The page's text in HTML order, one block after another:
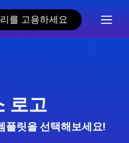
를 고용하세요
로고
플릿을 선택해보세요!